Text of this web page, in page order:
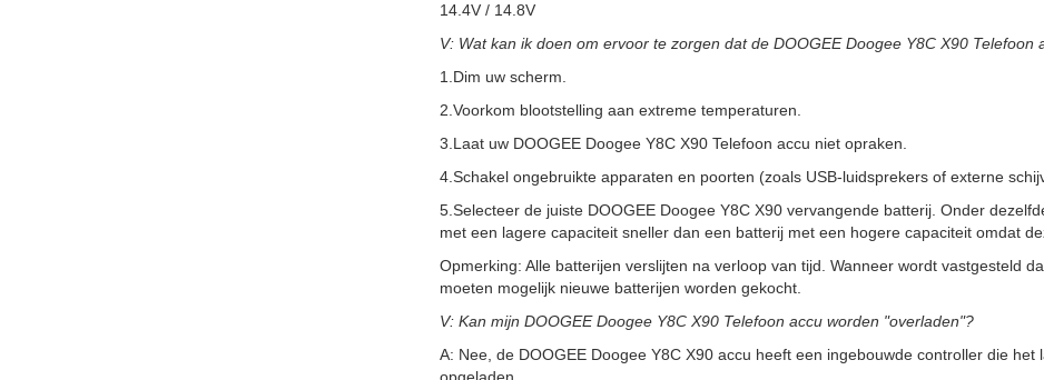
14.4V / 14.8V
V: Wat kan ik doen om ervoor te zorgen dat de DOOGEE Doogee Y8C X90 Telefoon
1.Dim uw scherm.
2.Voorkom blootstelling aan extreme temperaturen.
3.Laat uw DOOGEE Doogee Y8C X90 Telefoon accu niet opraken.
4.Schakel ongebruikte apparaten en poorten (zoals USB-luidsprekers of externe
5.Selecteer de juiste DOOGEE Doogee Y8C X90 vervangende batterij. Onder
met een lagere capaciteit sneller dan een batterij met een hogere capaciteit omdat
Opmerking: Alle batterijen verslijten na verloop van tijd. Wanneer wordt vastgesteld
moeten mogelijk nieuwe batterijen worden gekocht.
V: Kan mijn DOOGEE Doogee Y8C X90 Telefoon accu worden "overladen"?
A: Nee, de DOOGEE Doogee Y8C X90 accu heeft een ingebouwde controller die